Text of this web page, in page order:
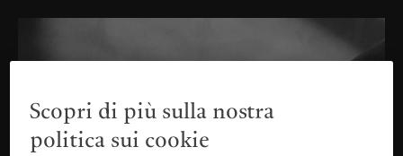
Scopri di più sulla nostra
politica sui cookie